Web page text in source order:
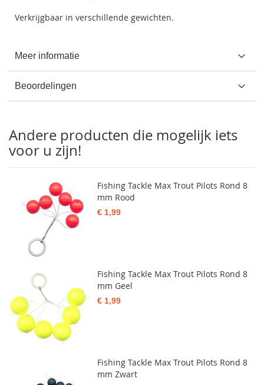
Verkrijgbaar in verschillende gewichten.
Meer informatie
Beoordelingen
Andere producten die mogelijk iets
voor u zijn!
Fishing Tackle Max Trout Pilots Rond 8
mm Rood
€ 1,99
Fishing Tackle Max Trout Pilots Rond 8
mm Geel
€ 1,99
Fishing Tackle Max Trout Pilots Rond 8
mm Zwart